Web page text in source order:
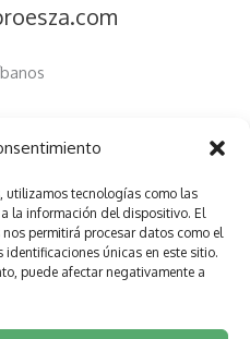
utilizamos tecnologías como las
la información del dispositivo. El
permitirá procesar datos como el
únicas en este sitio.
puede afectar negativamente a
Proesza
(UE)
accesibilidad